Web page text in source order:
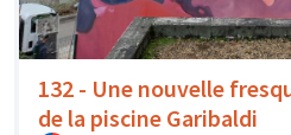
132 - Une nouvelle
de la piscine Garibaldi